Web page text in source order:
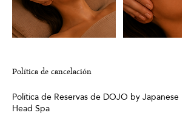
Política de cancelación
Política de Reservas de DOJO by Japanese
Head Spa